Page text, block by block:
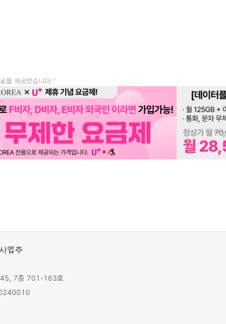
를 제공받습니다."
업주
45, 7층 701-163호